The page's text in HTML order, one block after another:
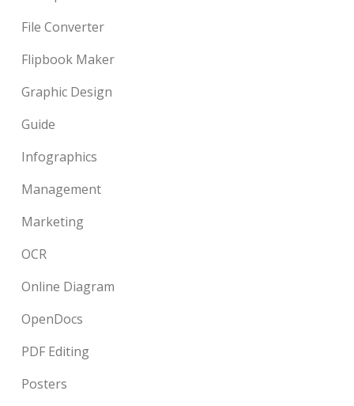
File Converter
Flipbook Maker
Graphic Design
Guide
Infographics
Management
Marketing
OCR
Online Diagram
OpenDocs
PDF Editing
Posters